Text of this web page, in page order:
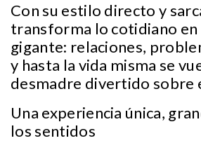
Con su estilo directo y
transforma lo cotidiano en
gigante: relaciones,
y hasta la vida misma se
desmadre divertido sobre
Una experiencia única,
los sentidos